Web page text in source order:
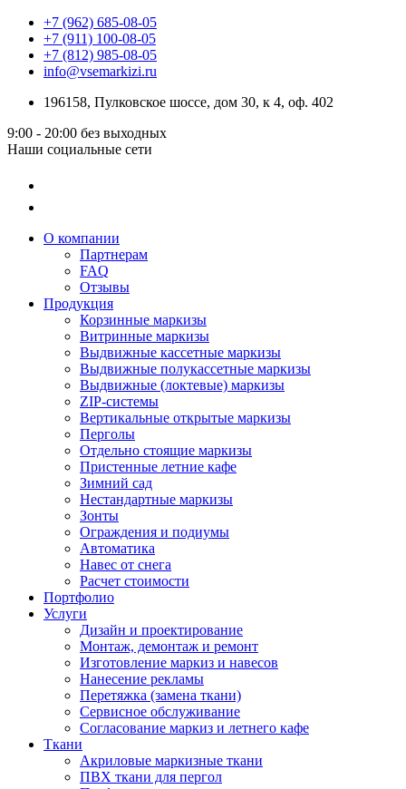
+7 (962) 685-08-05
+7 (911) 100-08-05
+7 (812) 985-08-05
info@vsemarkizi.ru
196158, Пулковское шоссе, дом 30, к 4, оф. 402
9:00 - 20:00 без выходных
Наши социальные сети
О компании
Партнерам
FAQ
Отзывы
Продукция
Корзинные маркизы
Витринные маркизы
Выдвижные кассетные маркизы
Выдвижные полукассетные маркизы
Выдвижные (локтевые) маркизы
ZIP-системы
Вертикальные открытые маркизы
Перголы
Отдельно стоящие маркизы
Пристенные летние кафе
Зимний сад
Нестандартные маркизы
Зонты
Ограждения и подиумы
Автоматика
Навес от снега
Расчет стоимости
Портфолио
Услуги
Дизайн и проектирование
Монтаж, демонтаж и ремонт
Изготовление маркиз и навесов
Нанесение рекламы
Перетяжка (замена ткани)
Сервисное обслуживание
Согласование маркиз и летнего кафе
Ткани
Акриловые маркизные ткани
ПВХ ткани для пергол